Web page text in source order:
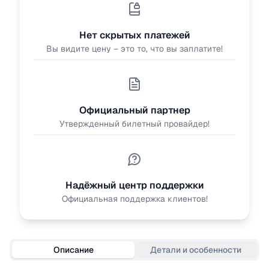
Нет скрытых платежей
Вы видите цену – это то, что вы заплатите!
Официальный партнер
Утвержденный билетный провайдер!
Надёжный центр поддержки
Официальная поддержка клиентов!
Описание Детали и особенности